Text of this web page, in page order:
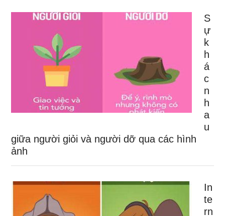
S
ự
k
h
á
c
n
h
a
u
giữa người giỏi và người dỡ qua các hình
ảnh
In
te
rn